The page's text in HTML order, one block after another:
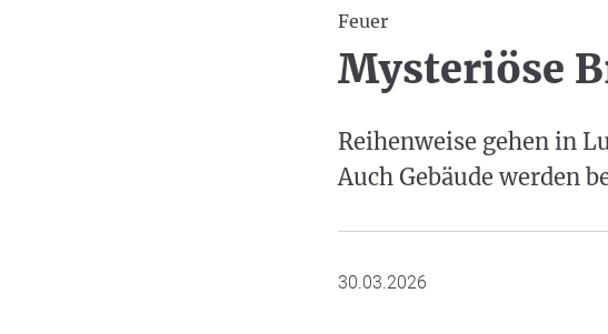
Feuer
Mysteriöse
Reihenweise gehen in
Auch Gebäude werden
30.03.2026